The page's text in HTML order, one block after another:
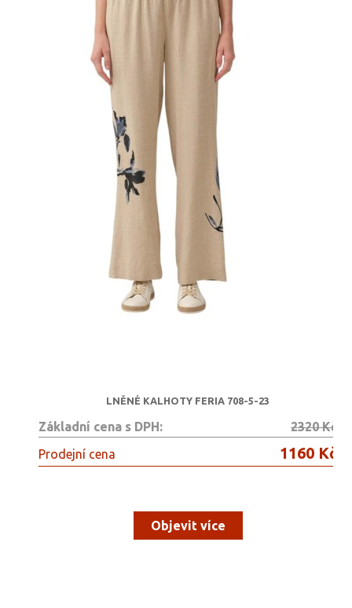
LNĚNÉ KALHOTY FERIA 708-5-23
Základní cena s DPH:
2320 Kč
Prodejní cena
1160 Kč
Objevit více